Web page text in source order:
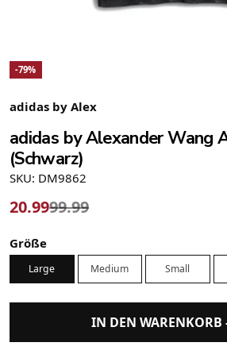
-79%
adidas by Alex
adidas by Alexander Wang
(Schwarz)
SKU: DM9862
20.9999.99
Größe
Large Medium Small
IN DEN WARENKORB